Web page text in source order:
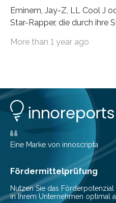
Eminem, Jay-Z, LL Cool J
Star-Rapper, die durch ihre
beanspruchen. In der
Universität Hamburg konnte
the Audio Engineering
belegen, dass es eindeutig
die…
More than 1 year ago
Eine Marke von innoscripta
Fördermittelprüfung
Nutzen Sie das Förderpotenzial
in Ihrem Unternehmen optimal